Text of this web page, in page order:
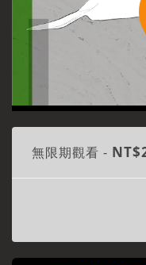
無限期觀看 -